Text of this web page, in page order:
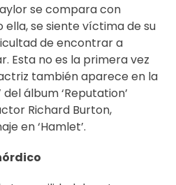
se compara con
ella, se siente víctima de su
de encontrar a
Esta no es la primera vez
también aparece en la
del álbum ‘Reputation’
Richard Burton,
en ‘Hamlet’.